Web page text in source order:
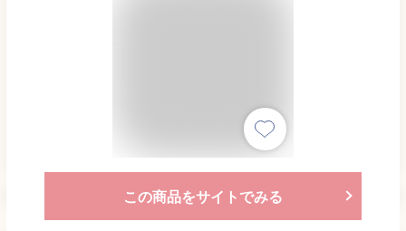
この商品をサイトでみる